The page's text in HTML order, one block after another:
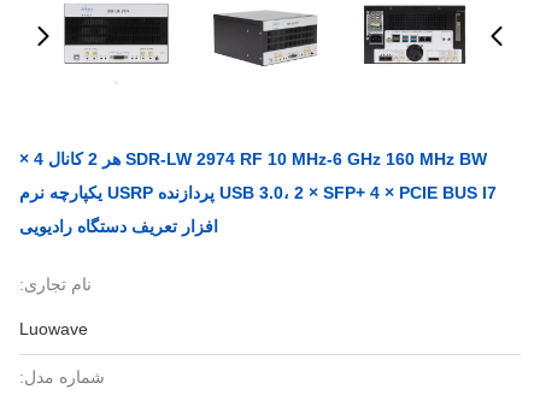
SDR-LW 2974 RF 10 MHz-6 GHz 160 MHz BW هر 2 کانال 4 ×
USB 3.0، 2 × SFP+ 4 × PCIE BUS I7 پردازنده USRP یکپارچه نرم
افزار تعریف دستگاه رادیویی
نام تجاری:
Luowave
شماره مدل: